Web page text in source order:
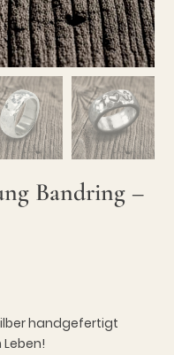
Bandring –
handgefertigt